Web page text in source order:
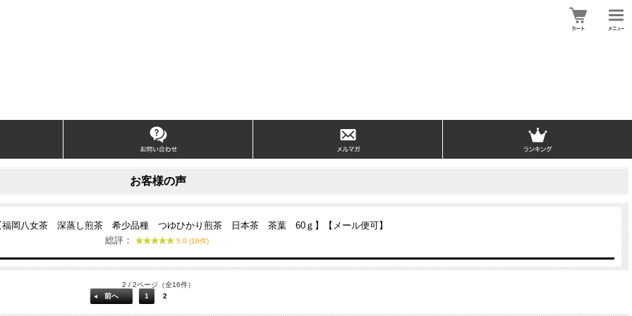
お客様の声
岡八女茶 深蒸し煎茶 希少品種 つゆひかり煎茶 日本茶 茶葉 60ｇ】【メール便可】
総評：
5.0 (16件)
2 / 2ページ（全16件）
前へ
1 2